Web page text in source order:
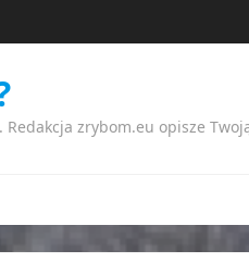
zrybom.eu opisze